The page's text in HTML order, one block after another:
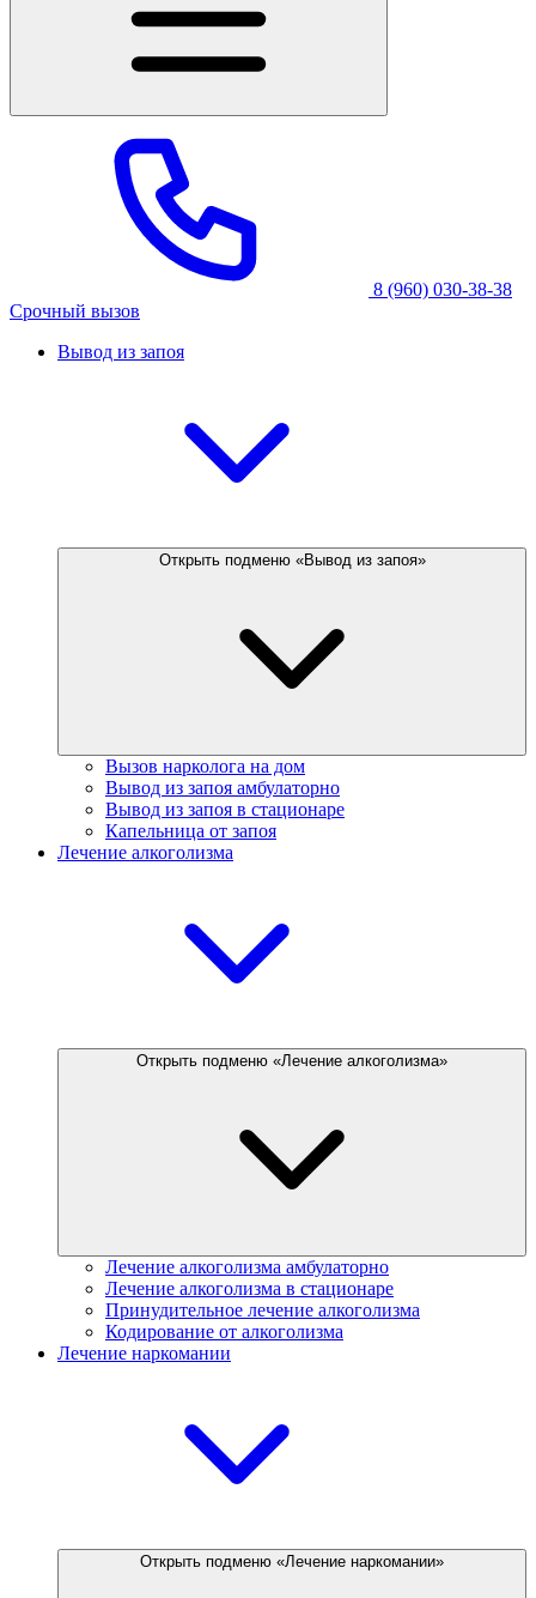
8 (960) 030-38-38
Срочный вызов
Вывод из запоя
Открыть подменю «Вывод из запоя»
Вызов нарколога на дом
Вывод из запоя амбулаторно
Вывод из запоя в стационаре
Капельница от запоя
Лечение алкоголизма
Открыть подменю «Лечение алкоголизма»
Лечение алкоголизма амбулаторно
Лечение алкоголизма в стационаре
Принудительное лечение алкоголизма
Кодирование от алкоголизма
Лечение наркомании
Открыть подменю «Лечение наркомании»